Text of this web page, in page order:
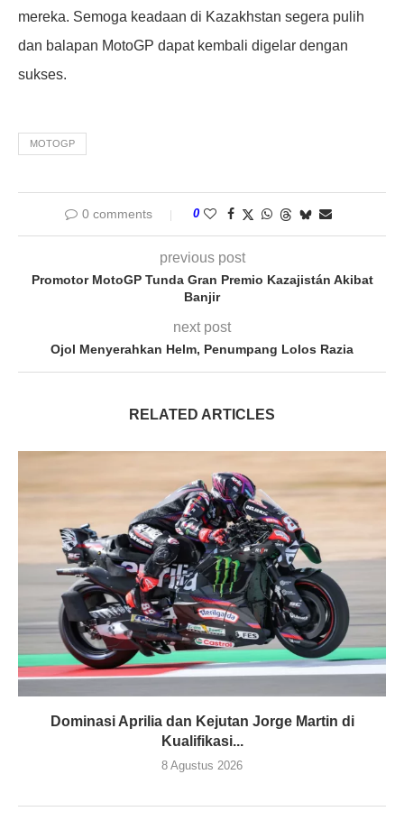
mereka. Semoga keadaan di Kazakhstan segera pulih
dan balapan MotoGP dapat kembali digelar dengan
sukses.
MOTOGP
0 comments 0
previous post
Promotor MotoGP Tunda Gran Premio Kazajistán Akibat
Banjir
next post
Ojol Menyerahkan Helm, Penumpang Lolos Razia
RELATED ARTICLES
Dominasi Aprilia dan Kejutan Jorge Martin di
Kualifikasi...
8 Agustus 2026